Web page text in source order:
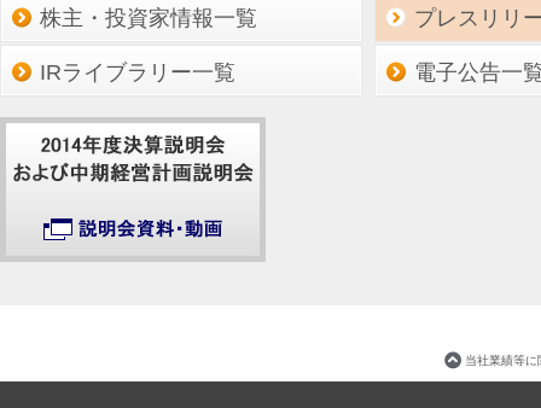
株主・投資家情報一覧 プレスリリ
IRライブラリー一覧 電子公告一
当社業績等